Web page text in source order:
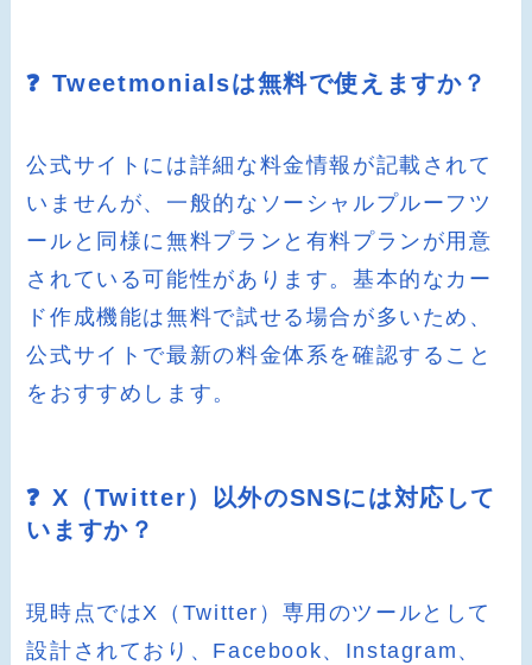
❓ Tweetmonialsは無料で使えますか？
公式サイトには詳細な料金情報が記載されて
いませんが、一般的なソーシャルプルーフツ
ールと同様に無料プランと有料プランが用意
されている可能性があります。基本的なカー
ド作成機能は無料で試せる場合が多いため、
公式サイトで最新の料金体系を確認すること
をおすすめします。
❓ X（Twitter）以外のSNSには対応して
いますか？
現時点ではX（Twitter）専用のツールとして
設計されており、Facebook、Instagram、